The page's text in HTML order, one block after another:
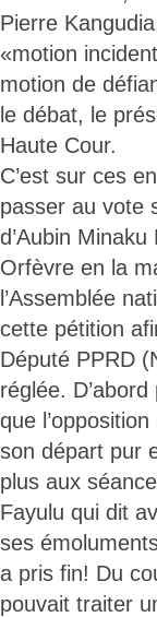
Pierre
«motion
motion de
le débat, le
Haute Cour.
C’est sur ces
passer au vote
d’Aubin Minaku
Orfèvre en la
l’Assemblée
cette pétition
Député PPRD
réglée.
que
son départ pur
plus aux
Fayulu qui dit
ses
a pris fin! Du
pouvait traiter